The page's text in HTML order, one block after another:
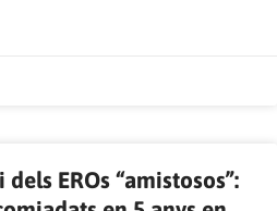
EROs “amistosos”: